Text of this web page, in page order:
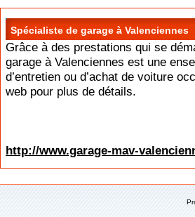
Spécialiste de garage à Valenciennes
Grâce à des prestations qui se
garage à Valenciennes est une
d’entretien ou d’achat de voiture
web pour plus de détails.
http://www.garage-mav-